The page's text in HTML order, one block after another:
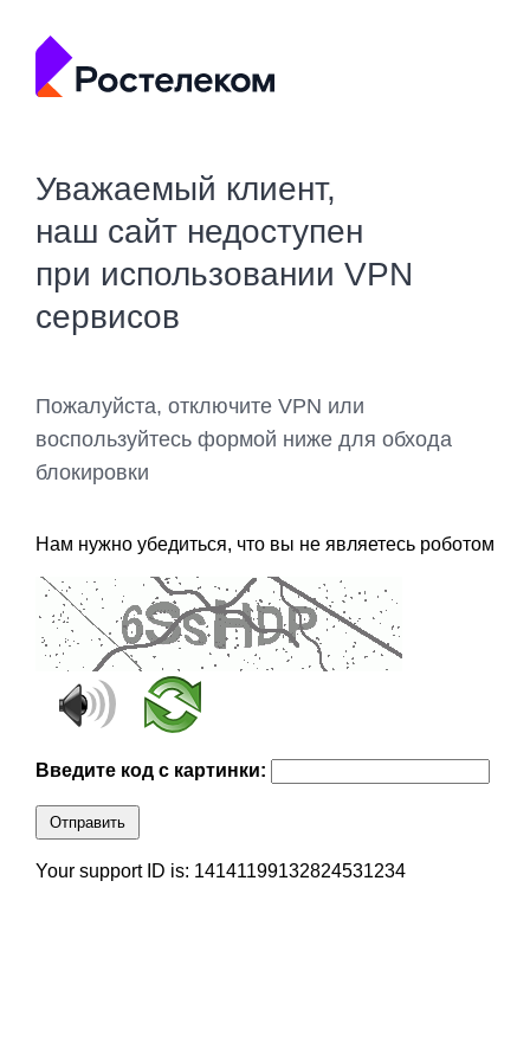
Уважаемый клиент,
наш сайт недоступен
при использовании VPN
сервисов
Пожалуйста, отключите VPN или
воспользуйтесь формой ниже для обхода
блокировки
Нам нужно убедиться, что вы не являетесь роботом
Введите код с картинки:
Отправить
Your support ID is: 14141199132824531234